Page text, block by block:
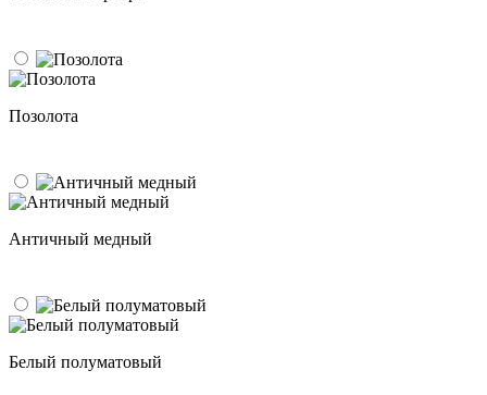
Позолота
Античный медный
Белый полуматовый